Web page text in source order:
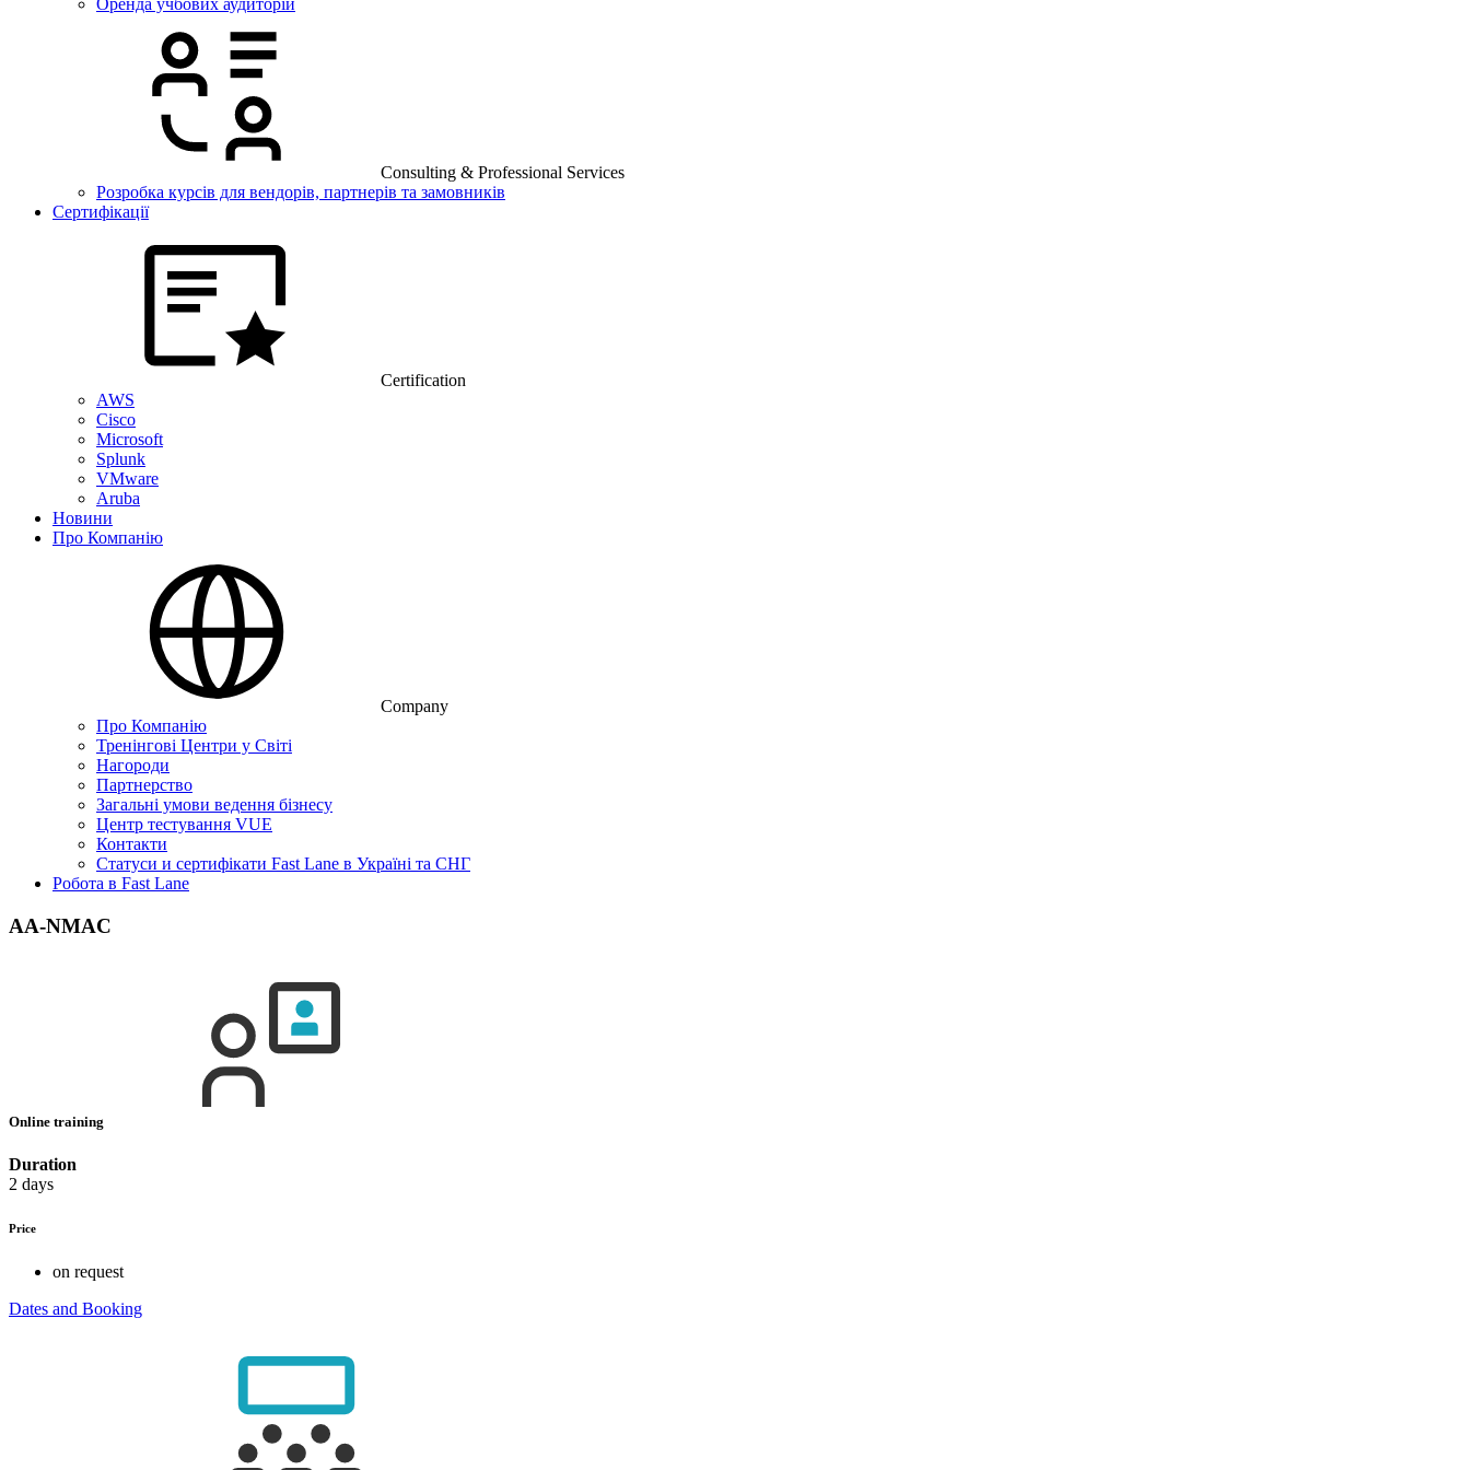
Оренда учбових аудиторій
Consulting & Professional Services
Розробка курсів для вендорів, партнерів та замовників
Сертифікації
Certification
AWS
Cisco
Microsoft
Splunk
VMware
Aruba
Новини
Про Компанію
Company
Про Компанію
Тренінгові Центри у Світі
Нагороди
Партнерство
Загальні умови ведення бізнесу
Центр тестування VUE
Контакти
Статуси и сертифікати Fast Lane в Україні та СНГ
Робота в Fast Lane
AA-NMAC
Online training
Duration
2 days
Price
on request
Dates and Booking